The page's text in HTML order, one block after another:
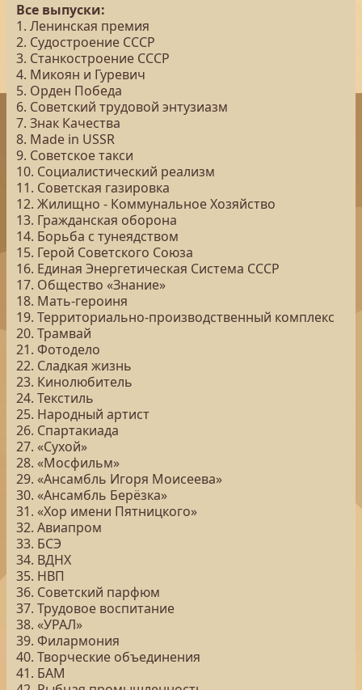
Все выпуски:
1. Ленинская премия
2. Судостроение СССР
3. Станкостроение СССР
4. Микоян и Гуревич
5. Орден Победа
6. Советский трудовой энтузиазм
7. Знак Качества
8. Made in USSR
9. Советское такси
10. Социалистический реализм
11. Советская газировка
12. Жилищно - Коммунальное Хозяйство
13. Гражданская оборона
14. Борьба с тунеядством
15. Герой Советского Союза
16. Единая Энергетическая Система СССР
17. Общество «Знание»
18. Мать-героиня
19. Территориально-производственный комплекс
20. Трамвай
21. Фотодело
22. Сладкая жизнь
23. Кинолюбитель
24. Текстиль
25. Народный артист
26. Спартакиада
27. «Сухой»
28. «Мосфильм»
29. «Ансамбль Игоря Моисеева»
30. «Ансамбль Берёзка»
31. «Хор имени Пятницкого»
32. Авиапром
33. БСЭ
34. ВДНХ
35. НВП
36. Советский парфюм
37. Трудовое воспитание
38. «УРАЛ»
39. Филармония
40. Творческие объединения
41. БАМ